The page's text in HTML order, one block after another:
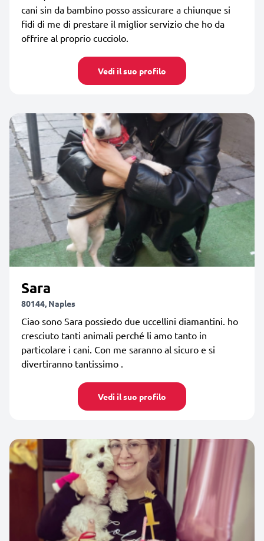
cani sin da bambino posso assicurare a chiunque si
fidi di me di prestare il miglior servizio che ho da
offrire al proprio cucciolo.
Vedi il suo profilo
Sara
80144, Naples
Ciao sono Sara possiedo due uccellini diamantini. ho
cresciuto tanti animali perché li amo tanto in
particolare i cani. Con me saranno al sicuro e si
divertiranno tantissimo .
Vedi il suo profilo